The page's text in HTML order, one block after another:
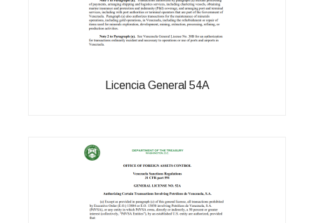
Licencia General 54A